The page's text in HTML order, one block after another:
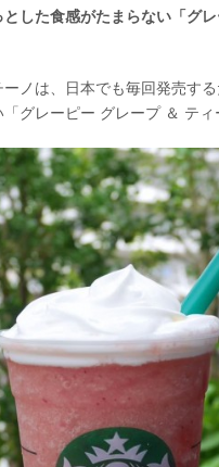
とした食感がたまらない「グ
ノは、日本でも毎回発売す
グレーピー グレープ ＆ テ